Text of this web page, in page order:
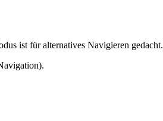
ist für alternatives Navigieren gedacht.